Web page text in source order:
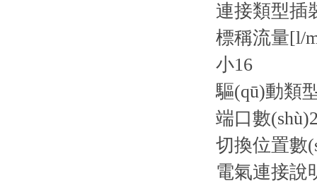
連接類型插
標稱流量[l/
小16
驅(qū)動類
端口數(shù)
切換位置數
電氣連接說